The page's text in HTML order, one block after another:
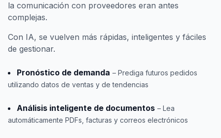
la comunicación con proveedores eran antes
complejas.
Con IA, se vuelven más rápidas, inteligentes y fáciles
de gestionar.
Pronóstico de demanda – Prediga futuros pedidos
utilizando datos de ventas y de tendencias
Análisis inteligente de documentos – Lea
automáticamente PDFs, facturas y correos electrónicos